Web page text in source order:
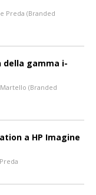
Preda (Branded
della gamma i-
(Branded
a HP Imagine